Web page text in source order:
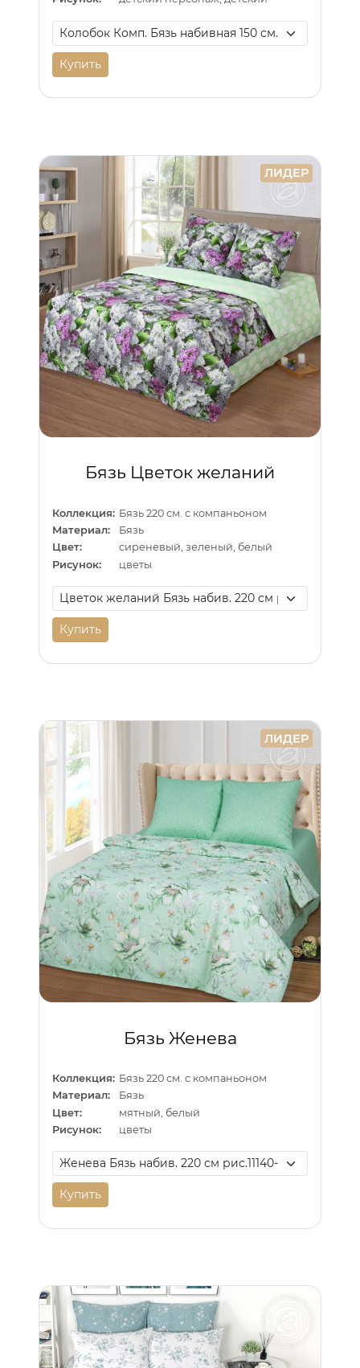
Купить
ЛИДЕР
Бязь Цветок желаний
Коллекция: Бязь 220 см. с компаньоном
Материал:
Бязь
Цвет:
сиреневый, зеленый, белый
Рисунок:
цветы
Купить
ЛИДЕР
Бязь Женева
Коллекция: Бязь 220 см. с компаньоном
Материал:
Бязь
Цвет:
мятный, белый
Рисунок:
цветы
Купить